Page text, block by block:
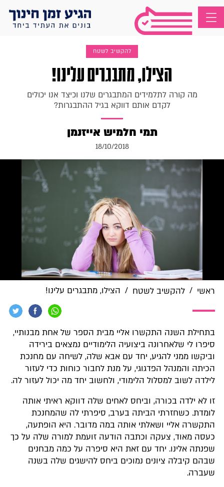
להקשיב לשטח
הצילו, מתבגרים עלינו!
מה קורה לתלמידים המתבגרים שלנו וכיצד אנו יכולים
לקדם אותם דווקא בגיל ההתבגרות?
תמי חלמיש אייזנמן
18/10/2018
ראשי / להקשיב לשטח / הצילו, מתבגרים עלינו!
בתחילת השנה התקשרו אליי מבית הספר של אחת מבנותיי,
סיפרו לי שלאחרונה ביצועיה הלימודיים נמצאים בירידה
וביקשו ממני להגיע, יחד עם אבא שלה, לשיחה עם מחנכת
הכיתה והמנהל הפדגוגי, על מנת לחבור כוחות כדי לעזור
לילדה לשוב למסלול הלימודי, ולחשוב יחד מה יכול לעזור לה.
זו לא ילדה בכורה, וביחס לאחים שלה דווקא ראיתי אותה
לומדת. כשחזרתי הביתה בערב, סיפרתי לה שהמחנכת
התקשרה אליי ושאלתי אותה במה מדובר. היא הופתעה,
כעסה מאוד, צעקה וכתבה הודעה זועמת למורה שלה על כך
שפנתה אלינו. יחד עם זאת היא סיפרה על כמה מבחנים
שבהם קיבלה ציונים נמוכים ביחס להישגים שלה בשנה
שעברה.